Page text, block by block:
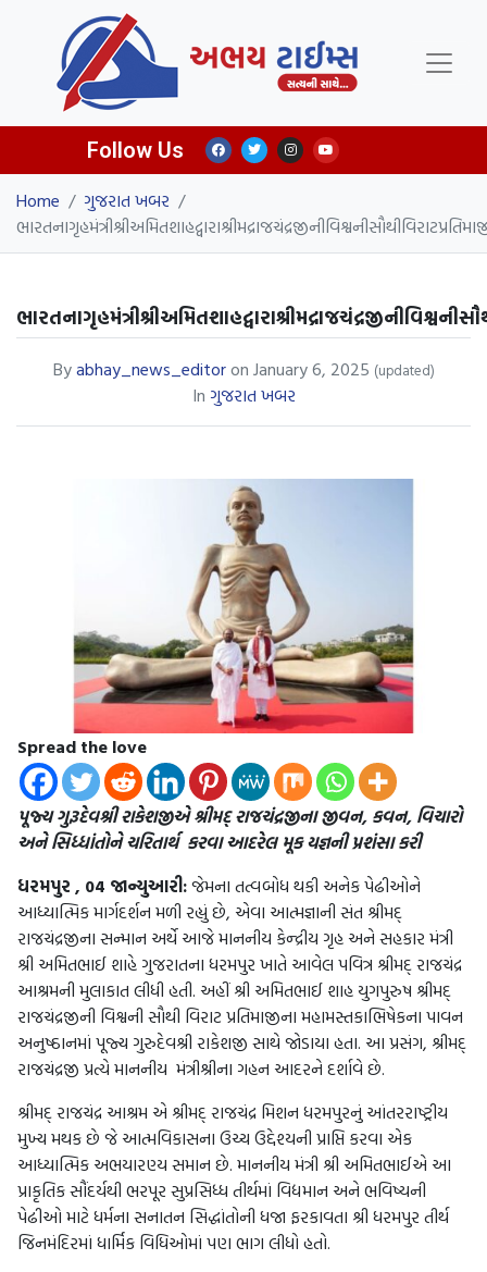
Follow Us
Home / ગુજરાત ખબર /
Byabhay_news_editoron January 6, 2025 (updated)
In ગુજરાત ખબર
Spread the love
પૂજ્ય ગુરૂદેવશ્રી રાકેશજીએ શ્રીમદ્ રાજચંદ્રજીના જીવન, કવન, વિચારો
અને સિધ્ધાંતોને ચરિતાર્થ કરવા આદરેલ મૂક યજ્ઞની પ્રશંસા કરી
ધરમપુર , 04 જાન્યુઆરી:જેમના તત્વબોધ થકી અનેક પેઢીઓને
આધ્યાત્મિક માર્ગદર્શન મળી રહ્યું છે, એવા આત્મજ્ઞાની સંત શ્રીમદ્
રાજચંદ્રજીના સન્માન અર્થે આજે માનનીય કેન્દ્રીય ગૃહ અને સહકાર મંત્રી
શ્રી અમિતભાઈ શાહે ગુજરાતના ધરમપુર ખાતે આવેલ પવિત્ર શ્રીમદ્ રાજચંદ્ર
આશ્રમની મુલાકાત લીધી હતી. અહીં શ્રી અમિતભાઈ શાહ યુગપુરુષ શ્રીમદ્
રાજચંદ્રજીની વિશ્વની સૌથી વિરાટ પ્રતિમાજીના મહામસ્તકાભિષેકના પાવન
અનુષ્ઠાનમાં પૂજ્ય ગુરુદેવશ્રી રાકેશજી સાથે જોડાયા હતા. આ પ્રસંગ, શ્રીમદ્
રાજચંદ્રજી પ્રત્યે માનનીય મંત્રીશ્રીના ગહન આદરને દર્શાવે છે.
શ્રીમદ્ રાજચંદ્ર આશ્રમ એ શ્રીમદ્ રાજચંદ્ર મિશન ધરમપુરનું આંતરરાષ્ટ્રીય
મુખ્ય મથક છે જે આત્મવિકાસના ઉચ્ચ ઉદ્દેશ્યની પ્રાપ્તિ કરવા એક
આધ્યાત્મિક અભયારણ્ય સમાન છે. માનનીય મંત્રી શ્રી અમિતભાઈએ આ
પ્રાકૃતિક સૌંદર્યથી ભરપૂર સુપ્રસિધ્ધ તીર્થમાં વિદ્યમાન અને ભવિષ્યની
પેઢીઓ માટે ધર્મના સનાતન સિદ્ધાંતોની ધજા ફરકાવતા શ્રી ધરમપુર તીર્થ
જિનમંદિરમાં ધાર્મિક વિધિઓમાં પણ ભાગ લીધો હતો.